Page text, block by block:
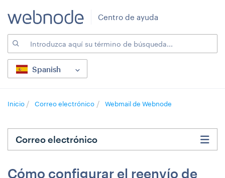
Centro de ayuda
Spanish
Inicio Correo electrónico Webmail de Webnode
Cómo configurar el reenvío de
Correo electrónico